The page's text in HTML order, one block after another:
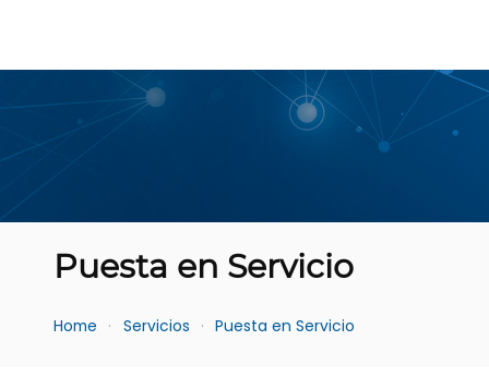
Puesta en Servicio
Home Servicios Puesta en Servicio